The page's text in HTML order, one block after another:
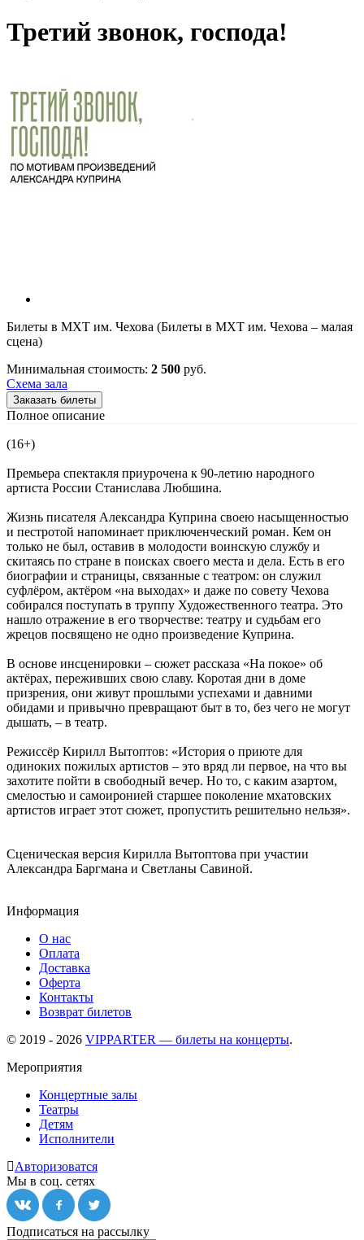
Третий звонок, господа!
Билеты в МХТ им. Чехова (Билеты в МХТ им. Чехова – малая
сцена)
Минимальная стоимость: 2 500 руб.
Схема зала
Заказать билеты
Полное описание
(16+)
Премьера спектакля приурочена к 90-летию народного
артиста России Станислава Любшина.
Жизнь писателя Александра Куприна своею насыщенностью
и пестротой напоминает приключенческий роман. Кем он
только не был, оставив в молодости воинскую службу и
скитаясь по стране в поисках своего места и дела. Есть в его
биографии и страницы, связанные с театром: он служил
суфлёром, актёром «на выходах» и даже по совету Чехова
собирался поступать в труппу Художественного театра. Это
нашло отражение в его творчестве: театру и судьбам его
жрецов посвящено не одно произведение Куприна.
В основе инсценировки – сюжет рассказа «На покое» об
актёрах, переживших свою славу. Коротая дни в доме
призрения, они живут прошлыми успехами и давними
обидами и привычно превращают быт в то, без чего не могут
дышать, – в театр.
Режиссёр Кирилл Вытоптов: «История о приюте для
одиноких пожилых артистов – это вряд ли первое, на что вы
захотите пойти в свободный вечер. Но то, с каким азартом,
смелостью и самоиронией старшее поколение мхатовских
артистов играет этот сюжет, пропустить решительно нельзя».
Сценическая версия Кирилла Вытоптова при участии
Александра Баргмана и Светланы Савиной.
Информация
О нас
Оплата
Доставка
Оферта
Контакты
Возврат билетов
© 2019 - 2026 VIPPARTER — билеты на концерты.
Мероприятия
Концертные залы
Театры
Детям
Исполнители
Авторизоватся
Мы в соц. сетях
Подписаться на рассылку